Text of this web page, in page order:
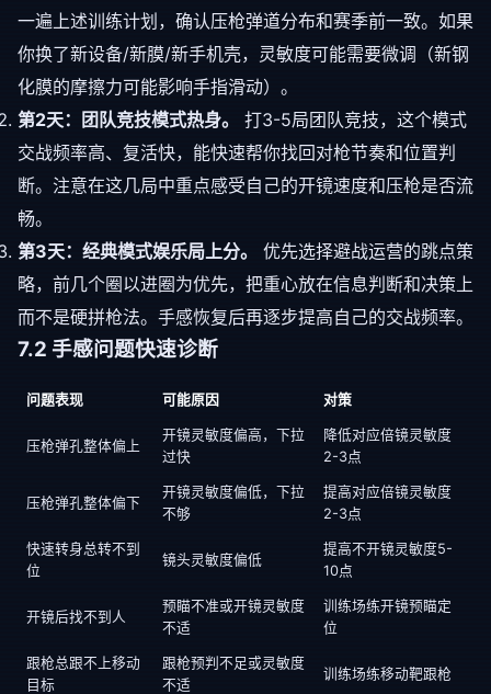
一遍上述训练计划，确认压枪弹道分布和赛季前一致。如果
你换了新设备/新膜/新手机壳，灵敏度可能需要微调（新钢
化膜的摩擦力可能影响手指滑动）。
第2天：团队竞技模式热身。
打3-5局团队竞技，这个模式
交战频率高、复活快，能快速帮你找回对枪节奏和位置判
断。注意在这几局中重点感受自己的开镜速度和压枪是否流
畅。
第3天：经典模式娱乐局上分。
优先选择避战运营的跳点策
略，前几个圈以进圈为优先，把重心放在信息判断和决策上
而不是硬拼枪法。手感恢复后再逐步提高自己的交战频率。
7.2 手感问题快速诊断
问题表现 可能原因 对策
压枪弹孔整体偏上
开镜灵敏度偏高，下拉
过快
降低对应倍镜灵敏度
2-3点
压枪弹孔整体偏下
开镜灵敏度偏低，下拉
不够
提高对应倍镜灵敏度
2-3点
快速转身总转不到
位
镜头灵敏度偏低
提高不开镜灵敏度5-
10点
开镜后找不到人
预瞄不准或开镜灵敏度
不适
训练场练开镜预瞄定
位
跟枪总跟不上移动
目标
跟枪预判不足或灵敏度
不适
训练场练移动靶跟枪